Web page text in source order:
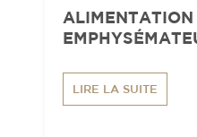
LIRE LA SUITE